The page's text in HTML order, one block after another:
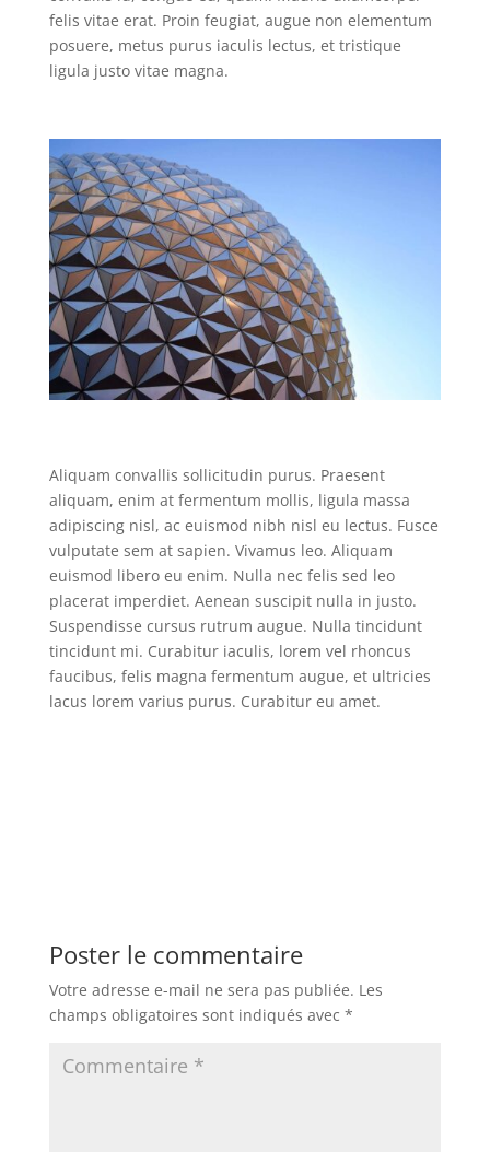
felis vitae erat. Proin feugiat, augue non elementum
posuere, metus purus iaculis lectus, et tristique
ligula justo vitae magna.
Aliquam convallis sollicitudin purus. Praesent
aliquam, enim at fermentum mollis, ligula massa
adipiscing nisl, ac euismod nibh nisl eu lectus. Fusce
vulputate sem at sapien. Vivamus leo. Aliquam
euismod libero eu enim. Nulla nec felis sed leo
placerat imperdiet. Aenean suscipit nulla in justo.
Suspendisse cursus rutrum augue. Nulla tincidunt
tincidunt mi. Curabitur iaculis, lorem vel rhoncus
faucibus, felis magna fermentum augue, et ultricies
lacus lorem varius purus. Curabitur eu amet.
Poster le commentaire
Votre adresse e-mail ne sera pas publiée. Les
champs obligatoires sont indiqués avec *